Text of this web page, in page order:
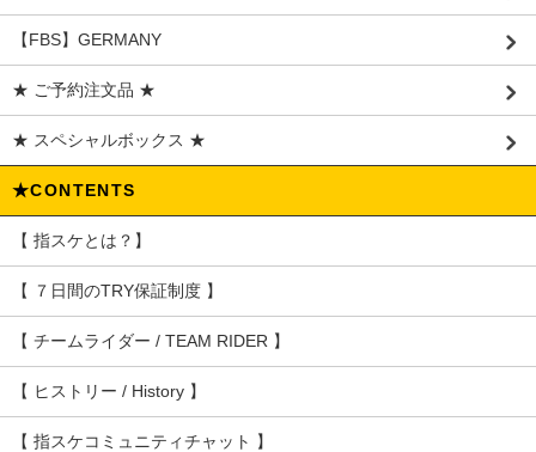
【FBS】GERMANY
★ ご予約注文品 ★
★ スペシャルボックス ★
★CONTENTS
【 指スケとは？】
【 ７日間のTRY保証制度 】
【 チームライダー / TEAM RIDER 】
【 ヒストリー / History 】
【 指スケコミュニティチャット 】